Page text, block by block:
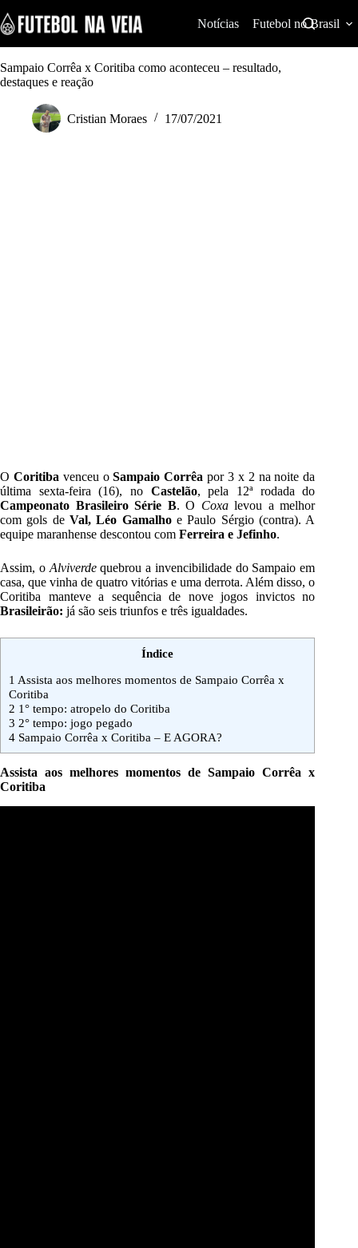
k
i
p
t
o
Notícias Futebol no Brasil
Sampaio Corrêa x Coritiba como aconteceu – resultado,
destaques e reação
Cristian Moraes 17/07/2021
O Coritiba venceu o Sampaio Corrêa por 3 x 2 na noite da
última sexta-feira (16), no Castelão, pela 12ª rodada do
Campeonato Brasileiro Série B. O Coxalevou a melhor
com gols de Val, Léo Gamalhoe Paulo Sérgio (contra). A
equipe maranhense descontou com Ferreira e Jefinho.
Assim, o Alviverdequebrou a invencibilidade do Sampaio em
casa, que vinha de quatro vitórias e uma derrota. Além disso, o
Coritiba manteve a sequência de nove jogos invictos no
Brasileirão: já são seis triunfos e três igualdades.
Índice
1 Assista aos melhores momentos de Sampaio Corrêa x
Coritiba
2 1° tempo: atropelo do Coritiba
3 2° tempo: jogo pegado
4 Sampaio Corrêa x Coritiba – E AGORA?
Assista aos melhores momentos de Sampaio Corrêa x
Coritiba